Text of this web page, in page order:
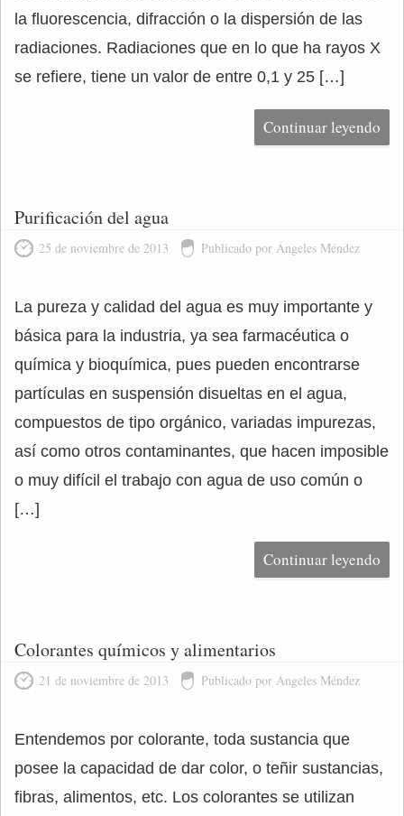
la fluorescencia, difracción o la dispersión de las
radiaciones. Radiaciones que en lo que ha rayos X
se refiere, tiene un valor de entre 0,1 y 25 […]
Continuar leyendo
Purificación del agua
25 de noviembre de 2013 Publicado por Ángeles Méndez
La pureza y calidad del agua es muy importante y
básica para la industria, ya sea farmacéutica o
química y bioquímica, pues pueden encontrarse
partículas en suspensión disueltas en el agua,
compuestos de tipo orgánico, variadas impurezas,
así como otros contaminantes, que hacen imposible
o muy difícil el trabajo con agua de uso común o
[…]
Continuar leyendo
Colorantes químicos y alimentarios
21 de noviembre de 2013 Publicado por Ángeles Méndez
Entendemos por colorante, toda sustancia que
posee la capacidad de dar color, o teñir sustancias,
fibras, alimentos, etc. Los colorantes se utilizan